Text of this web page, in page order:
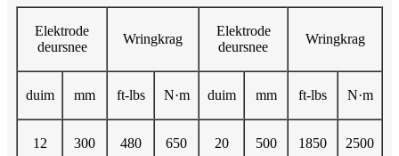
Elektrode
deursnee
Wringkrag
Elektrode
deursnee
Wringkrag
duim mm ft-lbs N·m duim mm ft-lbs N·m
12 300 480 650 20 500 1850 2500